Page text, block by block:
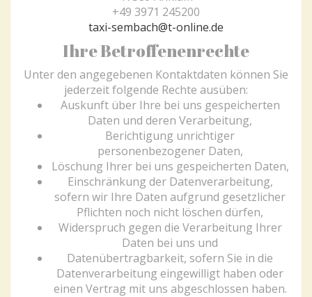
+49 3971 245200
taxi-sembach@t-online.de
Ihre Betroffenenrechte
Unter den angegebenen Kontaktdaten können Sie
jederzeit folgende Rechte ausüben:
Auskunft über Ihre bei uns gespeicherten
Daten und deren Verarbeitung,
Berichtigung unrichtiger
personenbezogener Daten,
Löschung Ihrer bei uns gespeicherten Daten,
Einschränkung der Datenverarbeitung,
sofern wir Ihre Daten aufgrund gesetzlicher
Pflichten noch nicht löschen dürfen,
Widerspruch gegen die Verarbeitung Ihrer
Daten bei uns und
Datenübertragbarkeit, sofern Sie in die
Datenverarbeitung eingewilligt haben oder
einen Vertrag mit uns abgeschlossen haben.